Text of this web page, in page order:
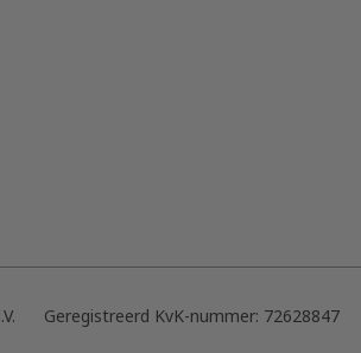
Geregistreerd KvK-nummer: 72628847